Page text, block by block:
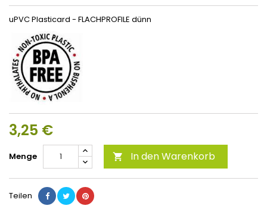
uPVC Plasticard - FLACHPROFILE dünn
3,25 €
Menge  In den Warenkorb
Teilen